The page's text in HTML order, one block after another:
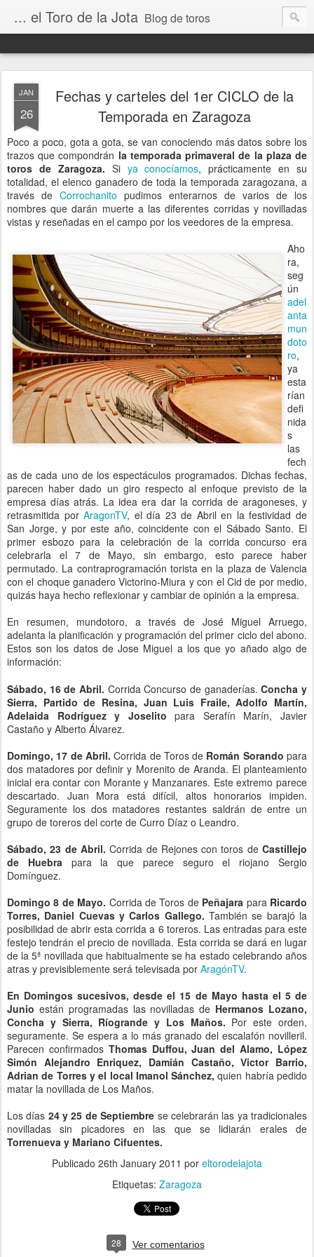
... el Toro de la Jota Blog de toros
JAN
26
Fechas y carteles del 1er CICLO de la
Temporada en Zaragoza
Poco a poco, gota a gota, se van conociendo más datos sobre los
trazos que compondrán la temporada primaveral de la plaza de
toros de Zaragoza. Si ya conocíamos, prácticamente en su
totalidad, el elenco ganadero de toda la temporada zaragozana, a
través de Corrochanito pudimos enterarnos de varios de los
nombres que darán muerte a las diferentes corridas y novilladas
vistas y reseñadas en el campo por los veedores de la empresa.
Aho
ra,
seg
ún
adel
anta
mun
doto
ro,
ya
esta
rían
defi
nida
s
las
fech
as de cada uno de los espectáculos programados. Dichas fechas,
parecen haber dado un giro respecto al enfoque previsto de la
empresa días atrás. La idea era dar la corrida de aragoneses, y
retrasmitida porAragonTV, el día 23 de Abril en la festividad de
San Jorge, y por este año, coincidente con el Sábado Santo. El
primer esbozo para la celebración de la corrida concurso era
celebrarla el 7 de Mayo, sin embargo, esto parece haber
permutado. La contraprogramación torista en la plaza de Valencia
con el choque ganadero Victorino-Miura y con el Cid de por medio,
quizás haya hecho reflexionar y cambiar de opinión a la empresa.
En resumen, mundotoro, a través de José Miguel Arruego,
adelanta la planificación y programación del primer ciclo del abono.
Estos son los datos de Jose Miguel a los que yo añado algo de
información:
Sábado, 16 de Abril. Corrida Concurso de ganaderías.Concha y
Sierra, Partido de Resina, Juan Luis Fraile, Adolfo Martín,
Adelaida Rodríguez y Joselito para Serafín Marín, Javier
Castaño y Alberto Álvarez.
Domingo, 17 de Abril. Corrida de Toros de Román Sorando para
dos matadores por definir y Morenito de Aranda. El planteamiento
inicial era contar con Morante y Manzanares. Este extremo parece
descartado. Juan Mora está difícil, altos honorarios impiden.
Seguramente los dos matadores restantes saldrán de entre un
grupo de toreros del corte de Curro Díaz o Leandro.
Sábado, 23 de Abril. Corrida de Rejones con toros deCastillejo
de Huebrapara la que parece seguro el riojano Sergio
Domínguez.
Domingo 8 de Mayo. Corrida de Toros de Peñajara para Ricardo
Torres, Daniel Cuevas yCarlos Gallego.También se barajó la
posibilidad de abrir esta corrida a 6 toreros. Las entradas para este
festejo tendrán el precio de novillada. Esta corrida se dará en lugar
de la 5ª novillada que habitualmente se ha estado celebrando años
atras y previsiblemente será televisada por AragónTV.
En Domingos sucesivos, desde el 15 de Mayo hasta el 5 de
Junio están programadas las novilladas de Hermanos Lozano,
Concha y Sierra, Ríogrande y Los Maños. Por este orden,
seguramente. Se espera a lo más granado del escalafón novilleril.
Parecen confirmados Thomas Duffou, Juan del Alamo, López
Simón Alejandro Enriquez, Damián Castaño, Victor Barrio,
Adrian de Torres y el local Imanol Sánchez,quien habría pedido
matar la novillada de Los Maños.
Los días 24 y 25 de Septiembre se celebrarán las ya tradicionales
novilladas sin picadores en las que se lidiarán erales de
Torrenueva y Mariano Cifuentes.
Publicado 26th January 2011 por eltorodelajota
Etiquetas: Zaragoza
28 Ver comentarios